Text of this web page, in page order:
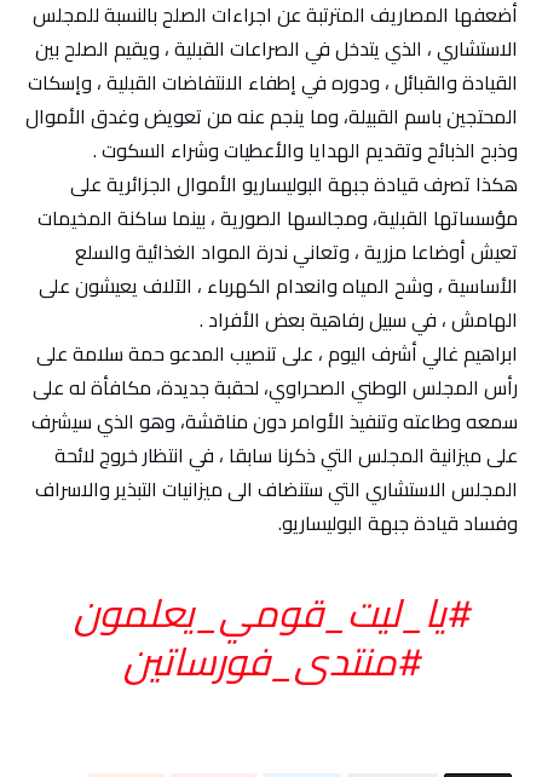
أضعفها المصاريف المترتبة عن اجراءات الصلح بالنسبة للمجلس
الاستشاري ، الذي يتدخل في الصراعات القبلية ، ويقيم الصلح بين
القيادة والقبائل ، ودوره في إطفاء الانتفاضات القبلية ، وإسكات
المحتجين باسم القبيلة، وما ينجم عنه من تعويض وغدق الأموال
وذبح الذبائح وتقديم الهدايا والأعطيات وشراء السكوت .
هكذا تصرف قيادة جبهة البوليساريو الأموال الجزائرية على
مؤسساتها القبلية، ومجالسها الصورية ، بينما ساكنة المخيمات
تعيش أوضاعا مزرية ، وتعاني ندرة المواد الغذائية والسلع
الأساسية ، وشح المياه وانعدام الكهرباء ، الآلاف يعيشون على
الهامش ، في سبيل رفاهية بعض الأفراد .
ابراهيم غالي أشرف اليوم ، على تنصيب المدعو حمة سلامة على
رأس المجلس الوطني الصحراوي، لحقبة جديدة، مكافأة له على
سمعه وطاعته وتنفيذ الأوامر دون مناقشة، وهو الذي سيشرف
على ميزانية المجلس التي ذكرنا سابقا ، في انتظار خروج لائحة
المجلس الاستشاري التي ستنضاف الى ميزانيات التبذير والاسراف
وفساد قيادة جبهة البوليساريو.
#يا_ليت_قومي_يعلمون
#منتدى_فورساتين